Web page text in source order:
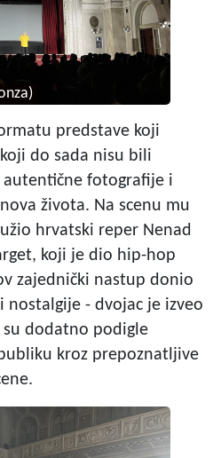
predstave koji
do sada nisu bili
fotografije i
života. Na scenu mu
hrvatski reper Nenad
koji je dio hip-hop
zajednički nastup donio
nostalgije - dvojac je izveo
su dodatno podigle
kroz prepoznatljive